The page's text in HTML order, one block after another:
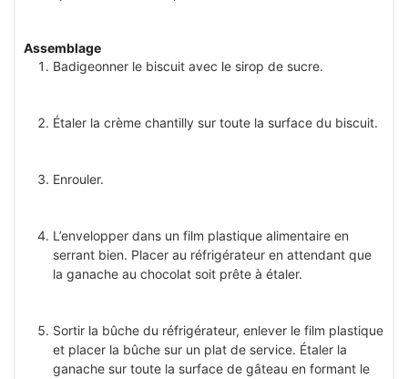
Assemblage
Badigeonner le biscuit avec le sirop de sucre.
Étaler la crème chantilly sur toute la surface du biscuit.
Enrouler.
L’envelopper dans un film plastique alimentaire en
serrant bien. Placer au réfrigérateur en attendant que
la ganache au chocolat soit prête à étaler.
Sortir la bûche du réfrigérateur, enlever le film plastique
et placer la bûche sur un plat de service. Étaler la
ganache sur toute la surface de gâteau en formant le